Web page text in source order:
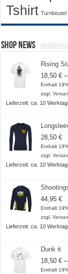
Tshirt Turnbeutel
Shop News
Rising
18,50€
Enthält
zzgl.
Lieferzeit: ca. 10
28,50€
Enthält
zzgl.
Lieferzeit: ca. 10
44,95€
Enthält
zzgl.
Lieferzeit: ca. 10
Dunk it
18,50€
Enthält